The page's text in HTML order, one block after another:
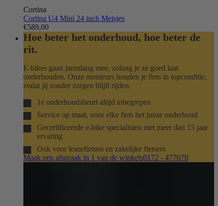
Cortina
Cortina U4 Mini 24 inch Meisjes
€589,00
Hoe beter het onderhoud, hoe beter de
rit.
E-bikes gaan jarenlang mee, zolang je ze goed laat
onderhouden. Onze monteurs houden je fiets in topconditie,
zodat jij zonder zorgen blijft rijden.
1e onderhoudsbeurt altijd inbegrepen
Service op maat, voor elke fiets het juiste onderhoud
Gecertificeerde e-bike specialisten met meer dan 15 jaar
ervaring
Ook voor leasefietsen en zakelijke fietsers
Maak een afspraak in 1 van de winkels0172 - 477070